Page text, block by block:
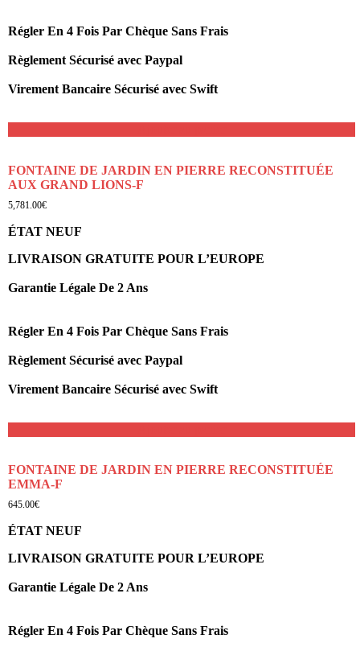
Régler En 4 Fois Par Chèque Sans Frais
Règlement Sécurisé avec Paypal
Virement Bancaire Sécurisé avec Swift
FONTAINE DE JARDIN EN PIERRE RECONSTITUÉE
AUX GRAND LIONS-F
5,781.00€
ÉTAT NEUF
LIVRAISON GRATUITE POUR L’EUROPE
Garantie Légale De 2 Ans
Régler En 4 Fois Par Chèque Sans Frais
Règlement Sécurisé avec Paypal
Virement Bancaire Sécurisé avec Swift
FONTAINE DE JARDIN EN PIERRE RECONSTITUÉE
EMMA-F
645.00€
ÉTAT NEUF
LIVRAISON GRATUITE POUR L’EUROPE
Garantie Légale De 2 Ans
Régler En 4 Fois Par Chèque Sans Frais